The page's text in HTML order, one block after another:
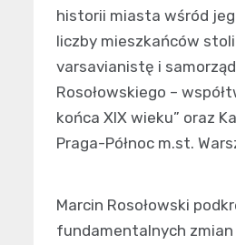
historii miasta wśród
liczby mieszkańców
varsavianistę i
Rosołowskiego –
końca XIX wieku” oraz
Praga-Północ m.st.
Marcin Rosołowski
fundamentalnych zmian